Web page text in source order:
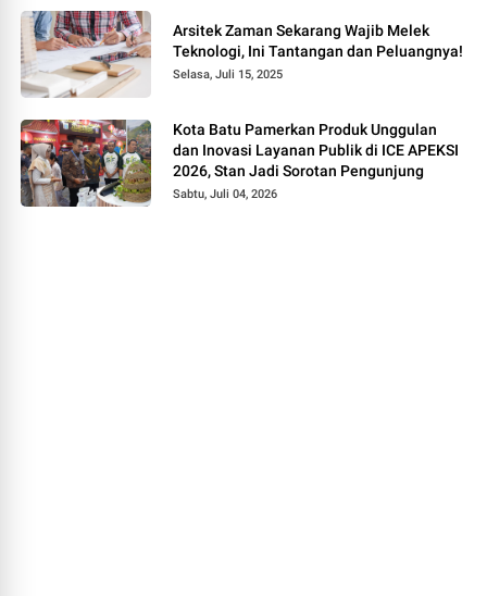
Arsitek Zaman Sekarang Wajib Melek
Teknologi, Ini Tantangan dan Peluangnya!
Selasa, Juli 15, 2025
Kota Batu Pamerkan Produk Unggulan
dan Inovasi Layanan Publik di ICE APEKSI
2026, Stan Jadi Sorotan Pengunjung
Sabtu, Juli 04, 2026